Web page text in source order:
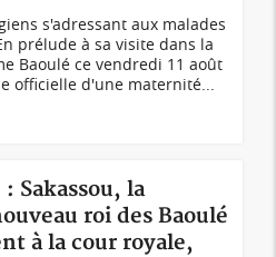
s'adressant aux malades
prélude à sa visite dans la
Baoulé ce vendredi 11 août
officielle d'une maternité...
Sakassou, la
roi des Baoulé
à la cour royale,